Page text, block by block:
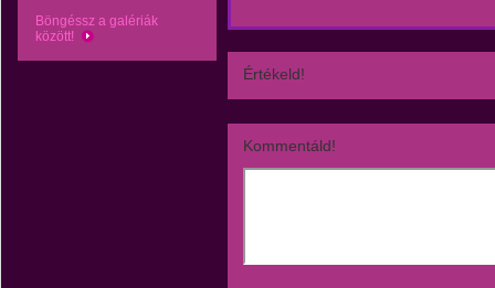
Böngéssz a galériák
között!
Értékeld!
Kommentáld!